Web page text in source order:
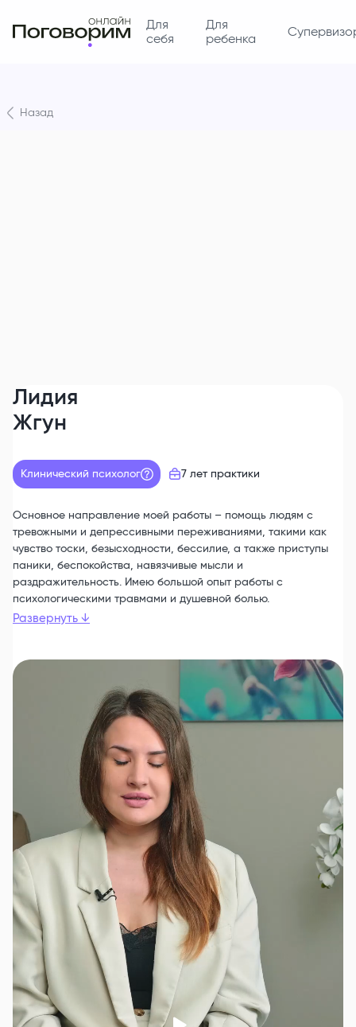
Для
себя
Для
ребенка
Назад
Лидия
Жгун
Клинический психолог 7 летпрактики
Основное направление моей работы – помощь людям с
тревожными и депрессивными переживаниями, такими как
чувство тоски, безысходности, бессилие, а также приступы
паники, беспокойства, навязчивые мысли и
раздражительность. Имею большой опыт работы с
психологическими травмами и душевной болью.
Развернуть ↓